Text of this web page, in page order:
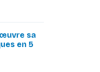
sa
en 5